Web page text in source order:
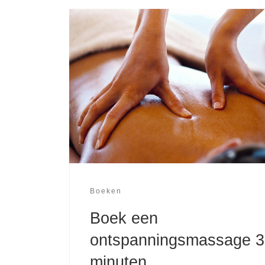
Boeken
Boek een
ontspanningsmassage